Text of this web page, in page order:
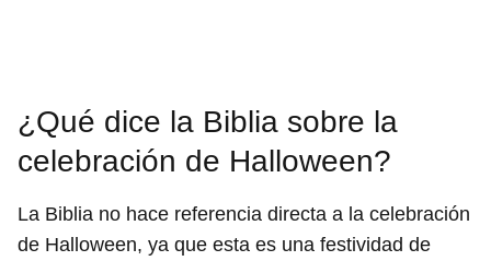
¿Qué dice la Biblia sobre la
celebración de Halloween?
La Biblia no hace referencia directa a la celebración
de Halloween, ya que esta es una festividad de